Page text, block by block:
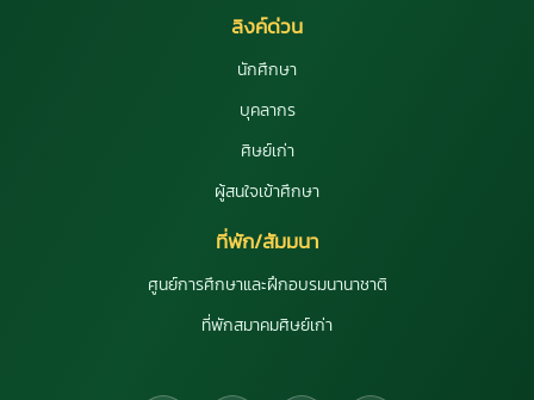
ลิงค์ด่วน
นักศึกษา
บุคลากร
ศิษย์เก่า
ผู้สนใจเข้าศึกษา
ที่พัก/สัมมนา
ศูนย์การศึกษาและฝึกอบรมนานาชาติ
ที่พักสมาคมศิษย์เก่า